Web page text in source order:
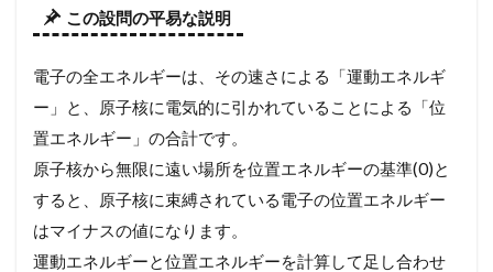
この設問の平易な説明
電子の全エネルギーは、その速さによる「運動エネルギ
ー」と、原子核に電気的に引かれていることによる「位
置エネルギー」の合計です。
原子核から無限に遠い場所を位置エネルギーの基準(0)と
すると、原子核に束縛されている電子の位置エネルギー
はマイナスの値になります。
運動エネルギーと位置エネルギーを計算して足し合わせ